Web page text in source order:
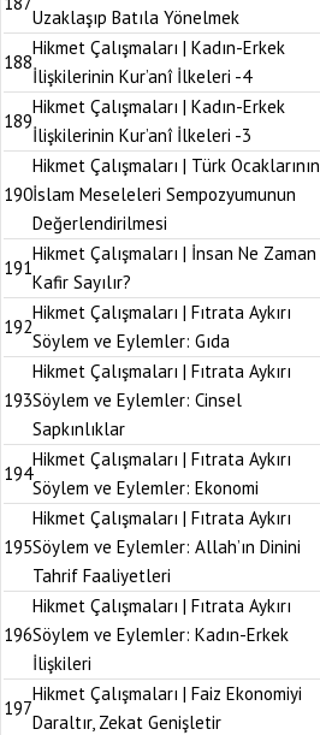
Uzaklaşıp Batıla Yönelmek
188
Hikmet Çalışmaları | Kadın-Erkek
İlişkilerinin Kur’anî İlkeleri -4
189
Hikmet Çalışmaları | Kadın-Erkek
İlişkilerinin Kur’anî İlkeleri -3
190
Hikmet Çalışmaları | Türk Ocaklarının
İslam Meseleleri Sempozyumunun
Değerlendirilmesi
191
Hikmet Çalışmaları | İnsan Ne Zaman
Kafir Sayılır?
192
Hikmet Çalışmaları | Fıtrata Aykırı
Söylem ve Eylemler: Gıda
193
Hikmet Çalışmaları | Fıtrata Aykırı
Söylem ve Eylemler: Cinsel
Sapkınlıklar
194
Hikmet Çalışmaları | Fıtrata Aykırı
Söylem ve Eylemler: Ekonomi
195
Hikmet Çalışmaları | Fıtrata Aykırı
Söylem ve Eylemler: Allah’ın Dinini
Tahrif Faaliyetleri
196
Hikmet Çalışmaları | Fıtrata Aykırı
Söylem ve Eylemler: Kadın-Erkek
İlişkileri
197
Hikmet Çalışmaları | Faiz Ekonomiyi
Daraltır, Zekat Genişletir